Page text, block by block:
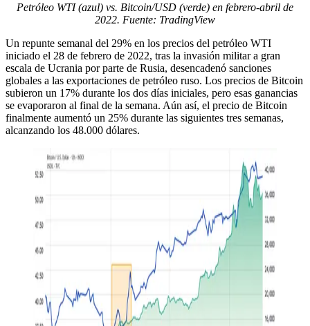
Petróleo WTI (azul) vs. Bitcoin/USD (verde) en febrero-abril de
2022. Fuente: TradingView
Un repunte semanal del 29% en los precios del petróleo WTI
iniciado el 28 de febrero de 2022, tras la invasión militar a gran
escala de Ucrania por parte de Rusia, desencadenó sanciones
globales a las exportaciones de petróleo ruso. Los precios de Bitcoin
subieron un 17% durante los dos días iniciales, pero esas ganancias
se evaporaron al final de la semana. Aún así, el precio de Bitcoin
finalmente aumentó un 25% durante las siguientes tres semanas,
alcanzando los 48.000 dólares.